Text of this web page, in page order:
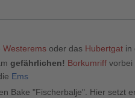
Westerems oder das Hubertgat in
gefährlichen! Borkumriff vorbei
Ems
Bake "Fischerbalje". Hier setzt